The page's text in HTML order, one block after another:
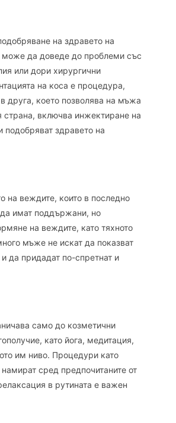
на здравето на
може да доведе до проблеми със
или дори хирургични
на коса е процедура,
друга, което позволява на мъжа
страна, включва инжектиране на
здравето на
на веждите, които в последно
имат поддържани, но
на веждите, като тяхното
мъже не искат да показват
да придадат по-спретнат и
само до козметични
като йога, медитация,
им ниво. Процедури като
сред предпочитаните от
в рутината е важен